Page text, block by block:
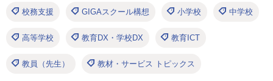
校務支援 GIGAスクール構想 小学校 中学校
高等学校 教育DX・学校DX 教育ICT
教員（先生） 教材・サービス トピックス